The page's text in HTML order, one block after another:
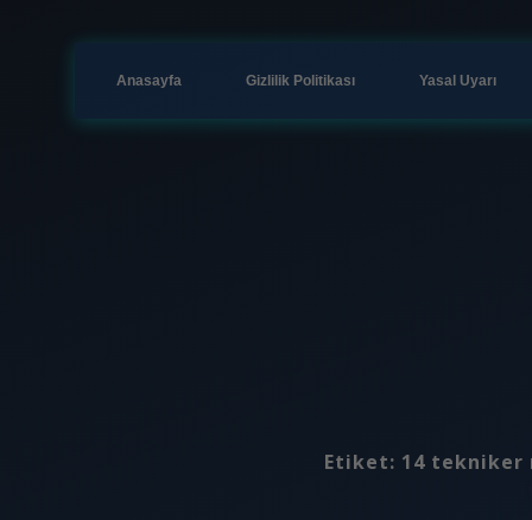
Anasayfa Gizlilik Politikası Yasal Uyarı
Etiket: 14 tekniker